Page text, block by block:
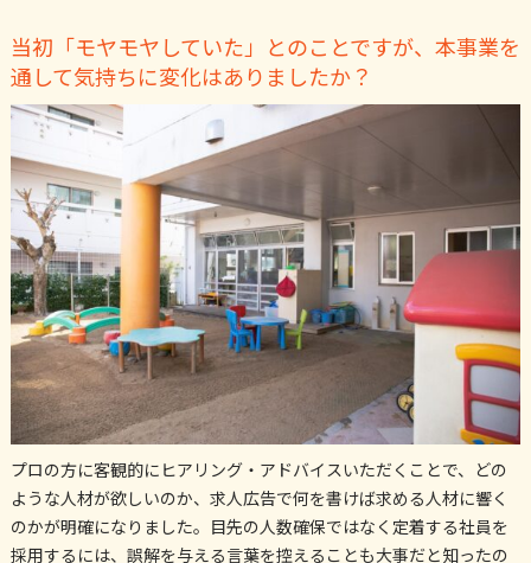
当初「モヤモヤしていた」とのことですが、本事業を
通して気持ちに変化はありましたか？
プロの方に客観的にヒアリング・アドバイスいただくことで、どの
ような人材が欲しいのか、求人広告で何を書けば求める人材に響く
のかが明確になりました。目先の人数確保ではなく定着する社員を
採用するには、誤解を与える言葉を控えることも大事だと知ったの